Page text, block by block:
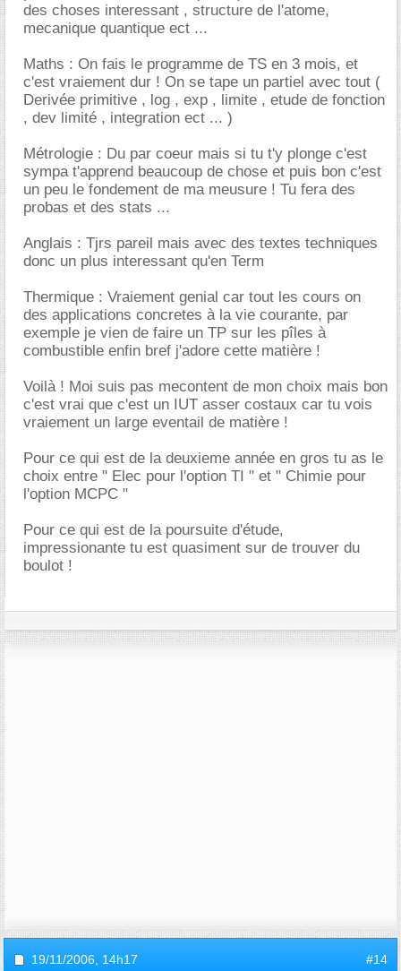
des choses interessant , structure de l'atome,
mecanique quantique ect ...
Maths : On fais le programme de TS en 3 mois, et
c'est vraiement dur ! On se tape un partiel avec tout (
Derivée primitive , log , exp , limite , etude de fonction
, dev limité , integration ect ... )
Métrologie : Du par coeur mais si tu t'y plonge c'est
sympa t'apprend beaucoup de chose et puis bon c'est
un peu le fondement de ma meusure ! Tu fera des
probas et des stats ...
Anglais : Tjrs pareil mais avec des textes techniques
donc un plus interessant qu'en Term
Thermique : Vraiement genial car tout les cours on
des applications concretes à la vie courante, par
exemple je vien de faire un TP sur les pîles à
combustible enfin bref j'adore cette matière !
Voilà ! Moi suis pas mecontent de mon choix mais bon
c'est vrai que c'est un IUT asser costaux car tu vois
vraiement un large eventail de matière !
Pour ce qui est de la deuxieme année en gros tu as le
choix entre " Elec pour l'option TI " et " Chimie pour
l'option MCPC "
Pour ce qui est de la poursuite d'étude,
impressionante tu est quasiment sur de trouver du
boulot !
19/11/2006, 14h17 #14